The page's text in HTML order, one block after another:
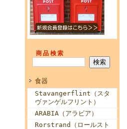
商品検索
食器
Stavangerflint（スタ
ヴァンゲルフリント）
ARABIA（アラビア）
Rorstrand（ロールスト